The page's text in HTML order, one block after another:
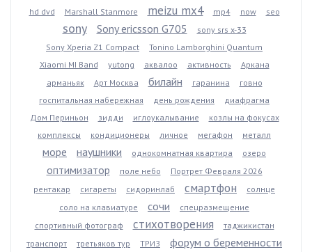
hd dvd Marshall Stanmore meizu mx4 mp4 now seo
sony Sony ericsson G705
sony srs x-33
Sony Xperia Z1 Compact
Tonino Lamborghini Quantum
Xiaomi MI Band
yutong аквалоо активность
Аркана
арманьяк
Арт Москва билайн гаранина
говно
госпитальная набережная
день рождения
диафрагма
Дом Периньон
зидди иглоукалывание
козлы на фокусах
комплексы
кондиционеры личное мегафон металл
море наушники однокомнатная квартира озеро
оптимизатор поле небо
Портрет Февраля 2026
рентакар
сигареты сидоринлаб смартфон
солнце
соло на клавиатуре
сочи
спецразмещение
спортивный фотограф
стихотворения
таджикистан
транспорт
третьяков тур ТРИЗ форум о беременности